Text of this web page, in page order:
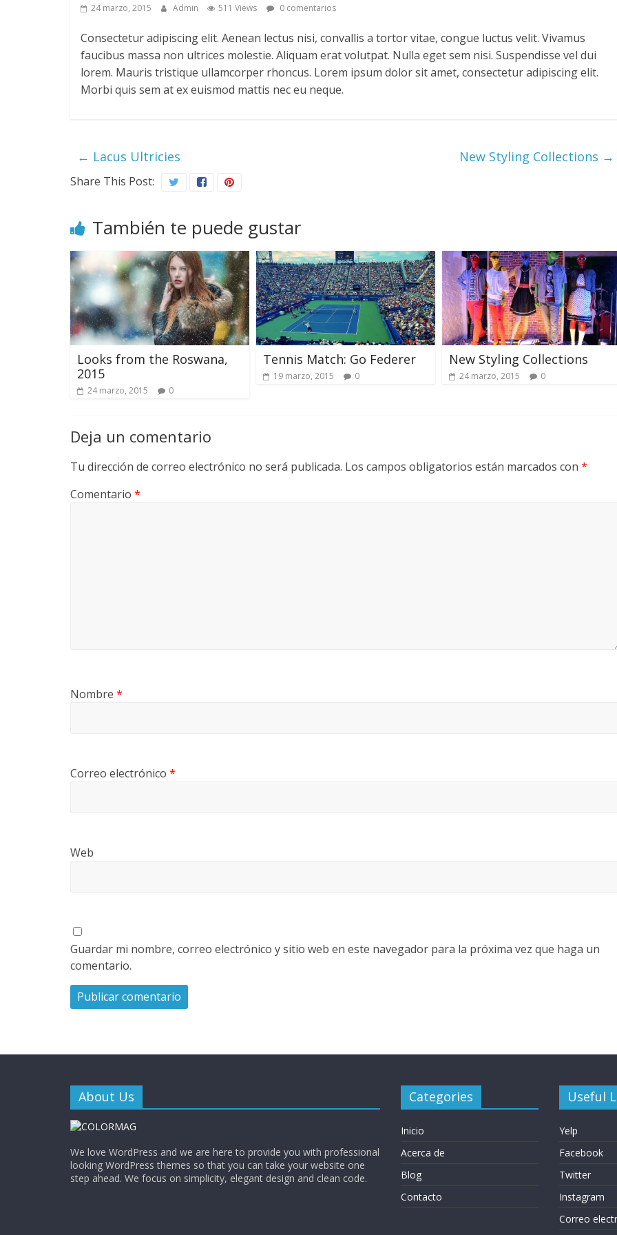
24 marzo, 2015 Admin 511 Views 0 comentarios
Consectetur adipiscing elit. Aenean lectus nisi, convallis a tortor vitae, congue luctus velit. Vivamus
faucibus massa non ultrices molestie. Aliquam erat volutpat. Nulla eget sem nisi. Suspendisse vel dui
lorem. Mauris tristique ullamcorper rhoncus. Lorem ipsum dolor sit amet, consectetur adipiscing elit.
Morbi quis sem at ex euismod mattis nec eu neque.
← Lacus Ultricies New Styling Collections →
Share This Post:
También te puede gustar
Looks from the Roswana,
2015
24 marzo, 2015 0
Tennis Match: Go Federer
19 marzo, 2015 0
New Styling Collections
24 marzo, 2015 0
Deja un comentario
Tu dirección de correo electrónico no será publicada. Los campos obligatorios están marcados con *
Comentario *
Nombre *
Correo electrónico *
Web
Guardar mi nombre, correo electrónico y sitio web en este navegador para la próxima vez que haga un
comentario.
About Us
We love WordPress and we are here to provide you with professional
looking WordPress themes so that you can take your website one
step ahead. We focus on simplicity, elegant design and clean code.
Categories
Inicio
Acerca de
Blog
Contacto
Useful
Yelp
Facebook
Twitter
Instagram
Correo